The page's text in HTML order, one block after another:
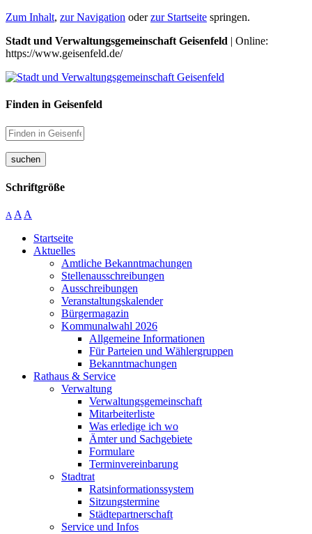
Zum Inhalt, zur Navigation oderzur Startseite springen.
Stadt und Verwaltungsgemeinschaft Geisenfeld | Online:
https://www.geisenfeld.de/
Finden in Geisenfeld
suchen
Schriftgröße
A A A
Startseite
Aktuelles
Amtliche Bekanntmachungen
Stellenausschreibungen
Ausschreibungen
Veranstaltungskalender
Bürgermagazin
Kommunalwahl 2026
Allgemeine Informationen
Für Parteien und Wählergruppen
Bekanntmachungen
Rathaus & Service
Verwaltung
Verwaltungsgemeinschaft
Mitarbeiterliste
Was erledige ich wo
Ämter und Sachgebiete
Formulare
Terminvereinbarung
Stadtrat
Ratsinformationssystem
Sitzungstermine
Städtepartnerschaft
Service und Infos